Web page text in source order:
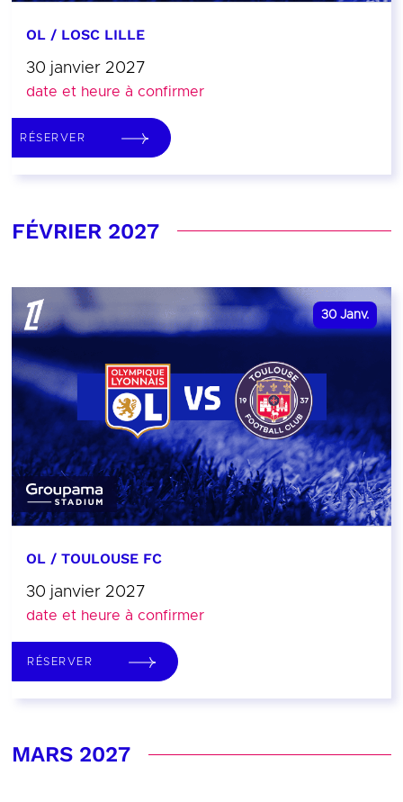
OL / LOSC LILLE
30 janvier 2027
date et heure à confirmer
RÉSERVER
FÉVRIER 2027
30 Janv.
OL / TOULOUSE FC
30 janvier 2027
date et heure à confirmer
RÉSERVER
MARS 2027